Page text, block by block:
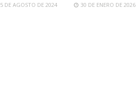
5 DE AGOSTO DE 2024 30 DE ENERO DE 2026